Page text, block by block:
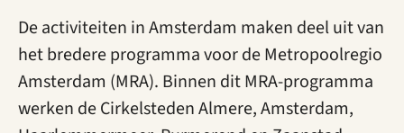
De activiteiten in Amsterdam maken deel uit van
het bredere programma voor de Metropoolregio
Amsterdam (MRA). Binnen dit MRA-programma
werken de Cirkelsteden Almere, Amsterdam,